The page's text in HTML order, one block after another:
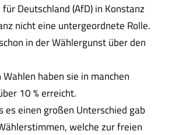
Deutschland (AfD) in Konstanz
nicht eine untergeordnete Rolle.
in der Wählergunst über den
haben sie in manchen
10 % erreicht.
es einen großen Unterschied gab
welche zur freien